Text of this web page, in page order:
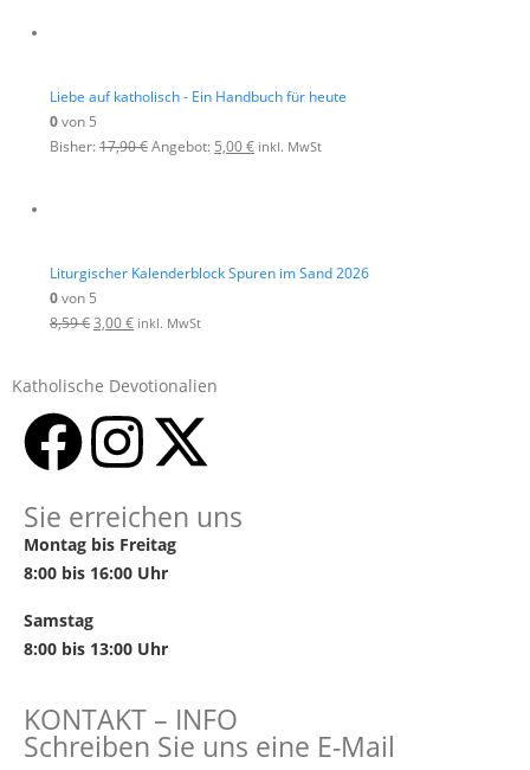
Liebe auf katholisch - Ein Handbuch für heute
0von 5
Bisher:17,90€Angebot: 5,00€ inkl. MwSt
Liturgischer Kalenderblock Spuren im Sand 2026
0von 5
8,59€3,00€ inkl. MwSt
Katholische Devotionalien
Sie erreichen uns
Montag bis Freitag
8:00 bis 16:00 Uhr
Samstag
8:00 bis 13:00 Uhr
KONTAKT – INFO
Schreiben Sie uns eine E-Mail